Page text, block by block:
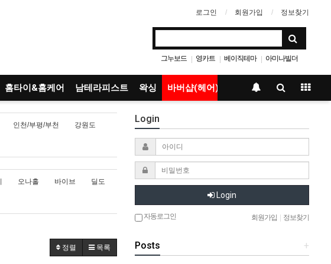
로그인 회원가입 정보찾기
그누보드 | 영카트 | 베이직테마 | 아미나빌더
홈타이&홈케어 남테라피스트 왁싱 바버샵(헤어)
인천/부평/부천 강원도
오나홀 바이브 딜도
정렬
목록
Login
Login
자동로그인 회원가입 정보찾기
+
Posts